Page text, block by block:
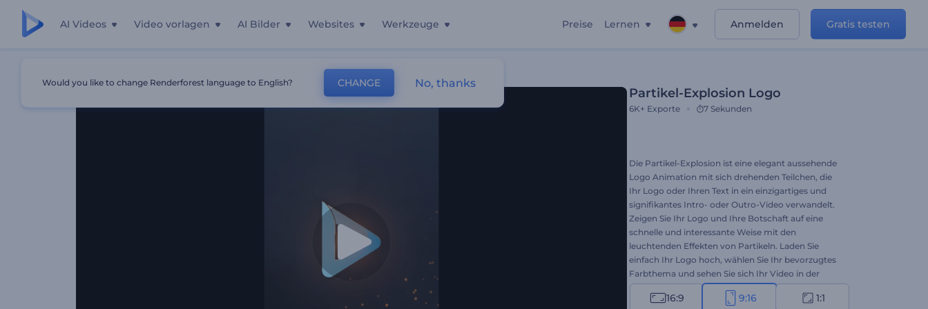
AI Videos Video vorlagen AI Bilder Websites Werkzeuge Preise Lernen Anmelden Gratis testen
Partikel-Explosion Logo
6K+ Exporte 7 Sekunden
Die Partikel-Explosion ist eine elegant aussehende
Logo Animation mit sich drehenden Teilchen, die
Ihr Logo oder Ihren Text in ein einzigartiges und
signifikantes Intro- oder Outro-Video verwandelt.
Zeigen Sie Ihr Logo und Ihre Botschaft auf eine
schnelle und interessante Weise mit den
leuchtenden Effekten von Partikeln. Laden Sie
einfach Ihr Logo hoch, wählen Sie Ihr bevorzugtes
Farbthema und sehen Sie sich Ihr Video in der
Vorschau an. Probieren Sie es kostenlos aus! Dies
ist eine Logo-Version der Vorlage.
16:9 9:16 1:1
Would you like to change Renderforest language to English? CHANGE No, thanks